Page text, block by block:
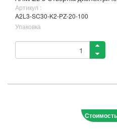
Артикул :
A2L3-SC30-K2-PZ-20-100
Упаковка